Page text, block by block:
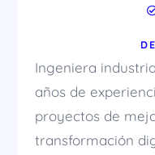
Ingeniera
años de
proyectos de
transformación